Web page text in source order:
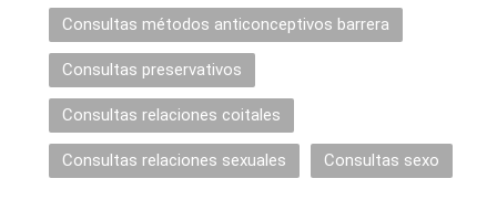
Consultas métodos anticonceptivos barrera
Consultas preservativos
Consultas relaciones coitales
Consultas relaciones sexuales Consultas sexo